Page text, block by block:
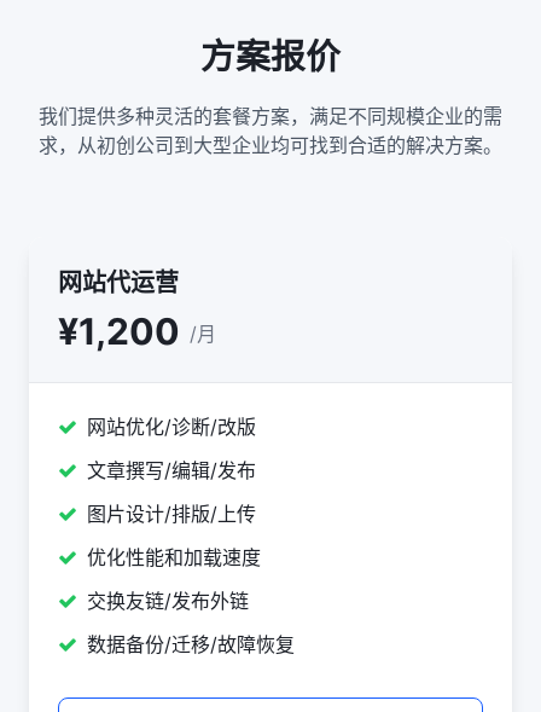
方案报价
我们提供多种灵活的套餐方案，满足不同规模企业的需
求，从初创公司到大型企业均可找到合适的解决方案。
网站代运营
¥1,200 /月
网站优化/诊断/改版
文章撰写/编辑/发布
图片设计/排版/上传
优化性能和加载速度
交换友链/发布外链
数据备份/迁移/故障恢复